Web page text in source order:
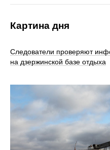
Картина дня
Следователи проверяют
на дзержинской базе отдыха